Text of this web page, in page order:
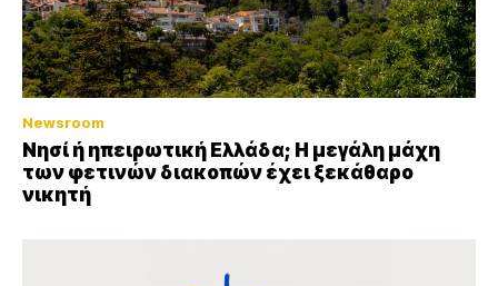
Newsroom
Νησί ή ηπειρωτική Ελλάδα; Η μεγάλη μάχη
των φετινών διακοπών έχει ξεκάθαρο
νικητή